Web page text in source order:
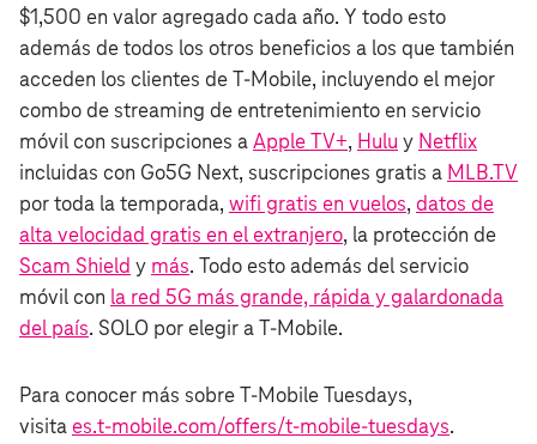
$1,500 en valor agregado cada año. Y todo esto
además de todos los otros beneficios a los que también
acceden los clientes de T‑Mobile, incluyendo el mejor
combo de streaming de entretenimiento en servicio
móvil con suscripciones a Apple TV+, Hulu y Netflix
incluidas con Go5G Next, suscripciones gratis a MLB.TV
por toda la temporada, wifi gratis en vuelos, datos de
alta velocidad gratis en el extranjero, la protección de
Scam Shield y más. Todo esto además del servicio
móvil con la red 5G más grande, rápida y galardonada
del país. SOLO por elegir a T‑Mobile.
Para conocer más sobre T‑Mobile Tuesdays,
visita es.t‑mobile.com/offers/t‑mobile-tuesdays.